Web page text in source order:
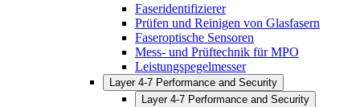
Faseridentifizierer
Prüfen und Reinigen von Glasfasern
Faseroptische Sensoren
Mess- und Prüftechnik für MPO
Leistungspegelmesser
Layer 4-7 Performance and Security
Layer 4-7 Performance and Security